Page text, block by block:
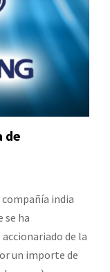
de
india
se ha
de la
un importe de